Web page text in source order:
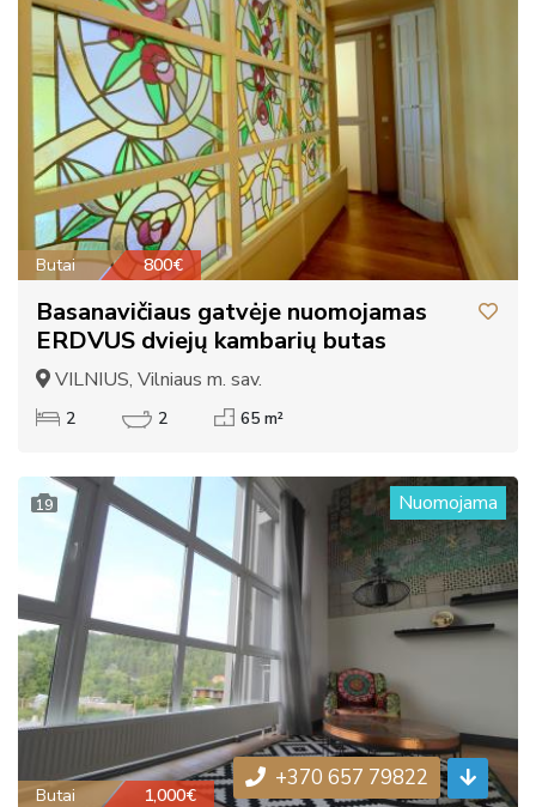
Butai 800€
Basanavičiaus gatvėje nuomojamas
ERDVUS dviejų kambarių butas
VILNIUS, Vilniaus m. sav.
2 2 65 m²
19 Nuomojama
Butai 1,000€
+370 657 79822